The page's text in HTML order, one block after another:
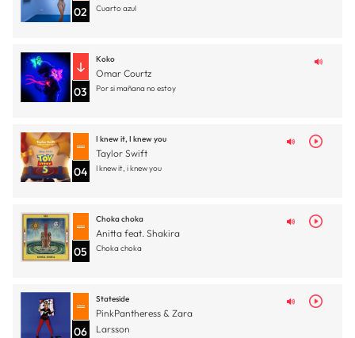
02 Cuarto azul
03
Koko
Omar Courtz
Por si mañana no estoy
04
I knew it, I knew you
Taylor Swift
I knew it, i knew you
05
Choka choka
Anitta feat. Shakira
Choka choka
06
Stateside
PinkPantheress & Zara
Larsson